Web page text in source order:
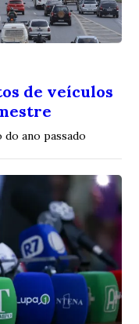
de veículos
ano passado